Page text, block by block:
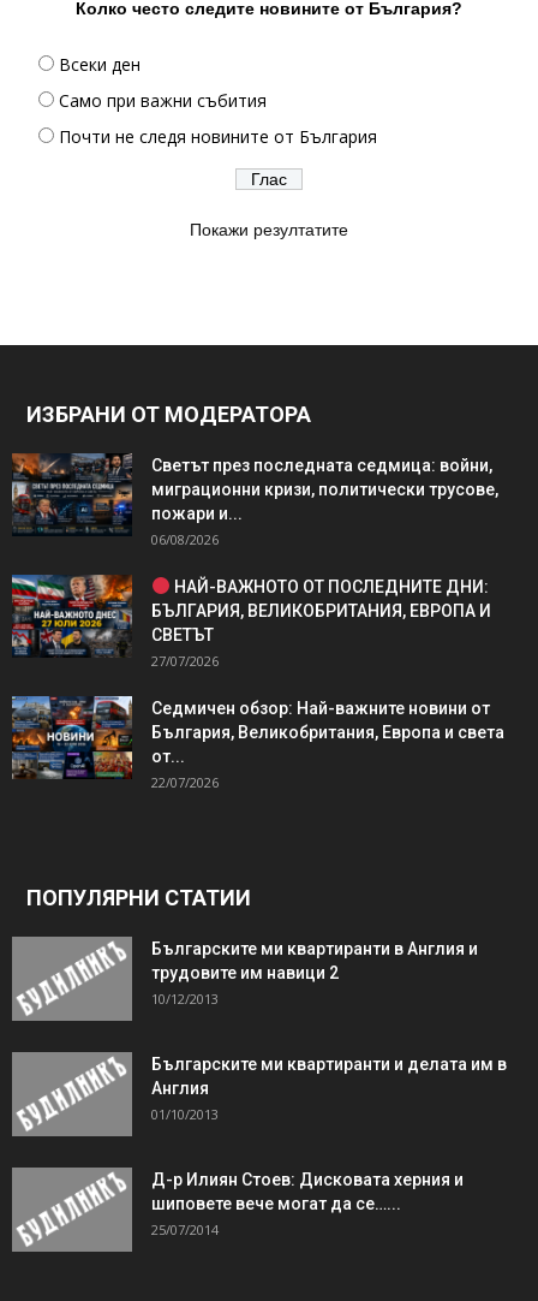
Колко често следите новините от България?
Всеки ден
Само при важни събития
Почти не следя новините от България
Покажи резултатите
ИЗБРАНИ ОТ МОДЕРАТОРА
Светът през последната седмица: войни,
миграционни кризи, политически трусове,
пожари и...
06/08/2026
НАЙ-ВАЖНОТО ОТ ПОСЛЕДНИТЕ ДНИ:
БЪЛГАРИЯ, ВЕЛИКОБРИТАНИЯ, ЕВРОПА И
СВЕТЪТ
27/07/2026
Седмичен обзор: Най-важните новини от
България, Великобритания, Европа и света
от...
22/07/2026
ПОПУЛЯРНИ СТАТИИ
Българските ми квартиранти в Англия и
трудовите им навици 2
10/12/2013
Българските ми квартиранти и делата им в
Англия
01/10/2013
Д-р Илиян Стоев: Дисковата херния и
шиповете вече могат да се…...
25/07/2014